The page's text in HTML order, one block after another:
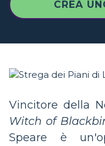
CREA
Vincitore della
Witch of
Speare è